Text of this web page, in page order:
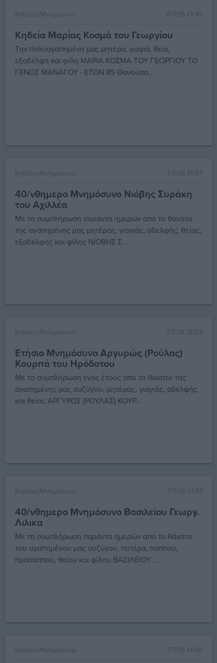
Κηδείες/Μνημόσυνα 8/7/26 13:45
Κηδεία Μαρίας Κοσμά του Γεωργίου
Την πολυαγαπημένη μας μητέρα, γιαγιά, θεία,
εξαδέλφη και φίλη ΜΑΡΙΑ ΚΟΣΜΑ ΤΟΥ ΓΕΩΡΓΙΟΥ ΤΟ
ΓΕΝΟΣ ΜΑΝΑΓΟΥ - ΕΤΩΝ 85 Θανούσα...
Κηδείες/Μνημόσυνα 7/7/26 15:07
40/νθημερο Μνημόσυνο Νιόβης Συράκη
του Αχιλλέα
Με τη συμπλήρωση σαράντα ημερών από το θάνατο
της αγαπημένης μας μητέρας, γιαγιάς, αδελφής, θείας,
εξαδέλφης και φίλης ΝΙΟΒΗΣ Σ...
Κηδείες/Μνημόσυνα 7/7/26 15:02
Ετήσιο Μνημόσυνο Αργυρώς (Ρούλας)
Κουρπά του Ηρόδοτου
Με τη συμπλήρωση ενός έτους από το θάνατο της
αγαπημένης μας συζύγου, μητέρας, γιαγιάς, αδελφής
και θείας ΑΡΓΥΡΩΣ (ΡΟΥΛΑΣ) ΚΟΥΡ...
Κηδείες/Μνημόσυνα 7/7/26 14:57
40/νθημερο Μνημόσυνο Βασιλείου Γεωργ.
Λιλικα
Με τη συμπλήρωση σαράντα ημερών από το θάνατο
του αγαπημένου μας συζύγου, πατέρα, παππού,
προπαππού, θείου και φίλου ΒΑΣΙΛΕΙΟΥ ...
Κηδείες/Μνημόσυνα 7/7/26 14:56